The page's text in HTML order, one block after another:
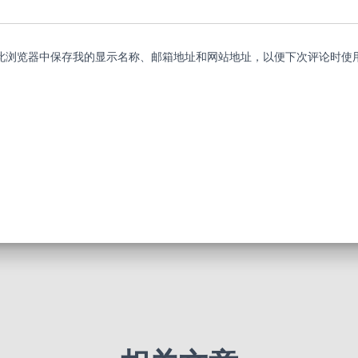
浏览器中保存我的显示名称、邮箱地址和网站地址，以便下次评论时使